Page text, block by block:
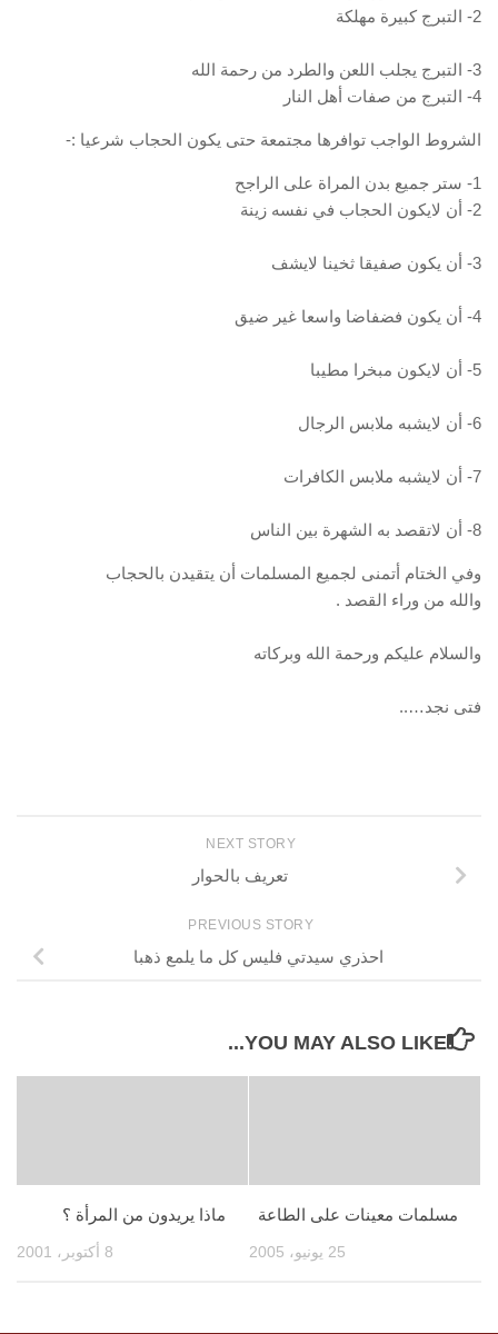
2- التبرج كبيرة مهلكة
3- التبرج يجلب اللعن والطرد من رحمة الله
4- التبرج من صفات أهل النار
الشروط الواجب توافرها مجتمعة حتى يكون الحجاب شرعيا :-
1- ستر جميع بدن المراة على الراجح
2- أن لايكون الحجاب في نفسه زينة
3- أن يكون صفيقا ثخينا لايشف
4- أن يكون فضفاضا واسعا غير ضيق
5- أن لايكون مبخرا مطيبا
6- أن لايشبه ملابس الرجال
7- أن لايشبه ملابس الكافرات
8- أن لاتقصد به الشهرة بين الناس
وفي الختام أتمنى لجميع المسلمات أن يتقيدن بالحجاب
والله من وراء القصد .
والسلام عليكم ورحمة الله وبركاته
فتى نجد…..
NEXT STORY
تعريف بالحوار
PREVIOUS STORY
احذري سيدتي فليس كل ما يلمع ذهبا
YOU MAY ALSO LIKE...
ماذا يريدون من المرأة ؟
8 أكتوبر، 2001
مسلمات معينات على الطاعة
25 يونيو، 2005